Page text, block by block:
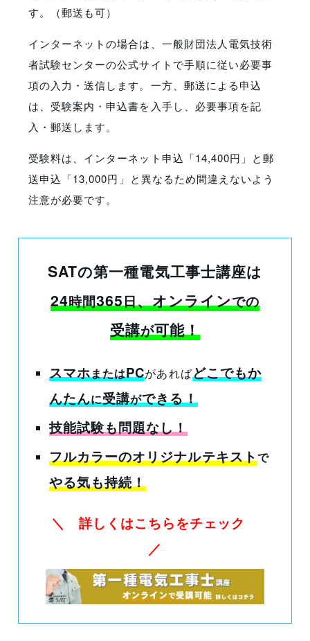
す。（郵送も可）
インターネットの場合は、一般財団法人電気技術
者試験センターの公式サイトで手順に従い必要事
項の入力・送信します。一方、郵送による申込
は、受験案内・申込書を入手し、必要事項を記
入・郵送します。
受験料は、インターネット申込「14,400円」と郵
送申込「13,000円」と異なるため間違えないよう
注意が必要です。
SATの第一種電気工事士講座は
24時間365日、オンラインでの
受講が可能！
スマホまたはPCがあればどこでもか
んたんに受講ができる！
技能試験も問題なし！
フルカラーのオリジナルテキストで
やる気も持続！
＼ 詳しくはこちらをチェック
／